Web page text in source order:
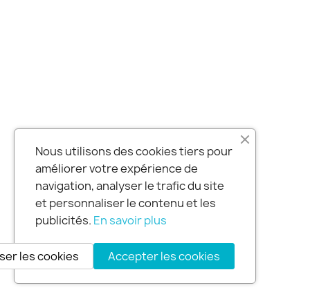
Nous utilisons des cookies tiers pour
améliorer votre expérience de
navigation, analyser le trafic du site
et personnaliser le contenu et les
publicités. En savoir plus
Accepter les cookies
les cookies